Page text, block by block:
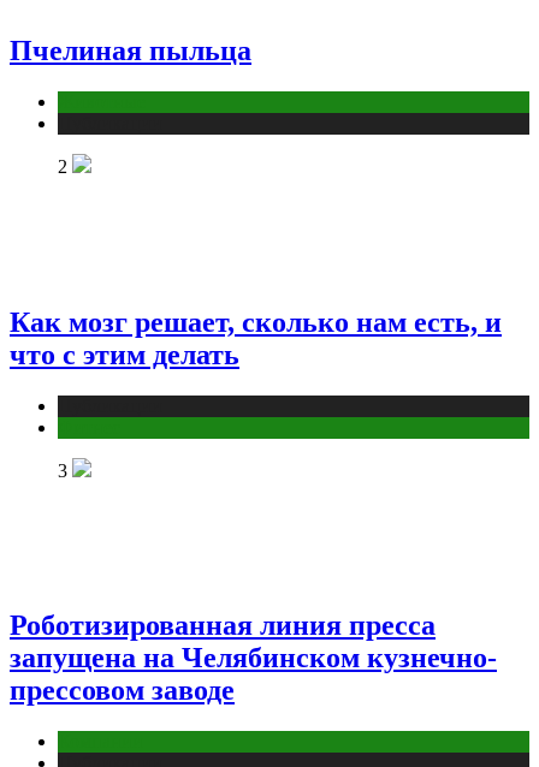
Пчелиная пыльца
2
Как мозг решает, сколько нам есть, и
что с этим делать
3
Роботизированная линия пресса
запущена на Челябинском кузнечно-
прессовом заводе